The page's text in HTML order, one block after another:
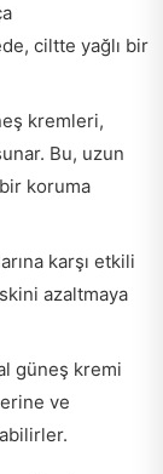
ciltte yağlı bir
kremleri,
Bu, uzun
koruma
karşı etkili
azaltmaya
güneş kremi
ve